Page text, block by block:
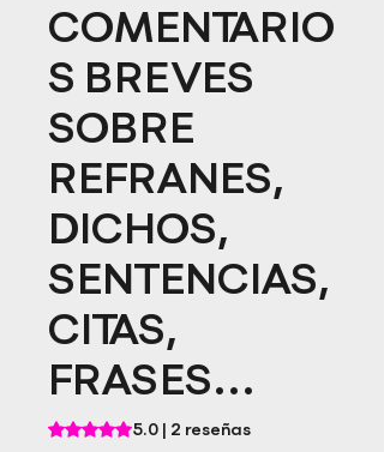
COMENTARIO
S BREVES
SOBRE
REFRANES,
DICHOS,
SENTENCIAS,
CITAS,
FRASES...
Según 2 reseñas, la calificación es de
5.0 | 2 reseñas